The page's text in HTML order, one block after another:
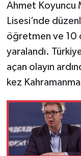
Ahmet Koyuncu
Lisesi’nde
öğretmen ve 10
yaralandı.
açan olayın
kez